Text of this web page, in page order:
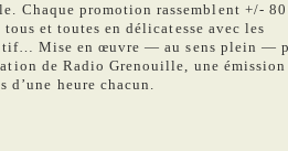
Chaque promotion rassemblent +/- 80
et toutes en délicatesse avec les
Mise en œuvre — au sens plein —
de Radio Grenouille, une émission
d’une heure chacun.